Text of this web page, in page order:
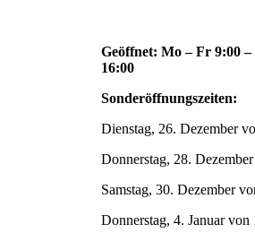
Geöffnet: Mo – Fr 9:00
16:00
Sonderöffnungszeiten:
Dienstag, 26. Dezember
Donnerstag, 28.
Samstag, 30. Dezember
Donnerstag, 4. Januar